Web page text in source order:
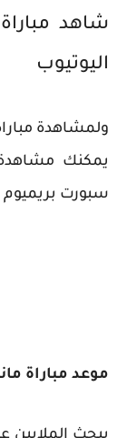
شاهد
اليوتيوب
ولمشاهدة
يمكنك مشاهدة
سبورت بريميوم 1 بجودة عالية وبدون أي تعديل.
موعد مباراة